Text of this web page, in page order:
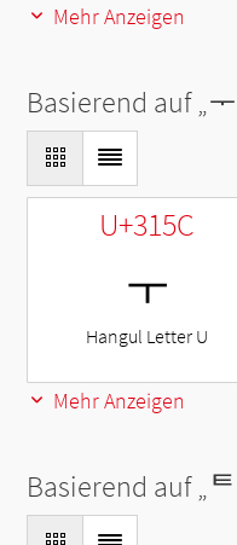
Mehr Anzeigen
Basierend auf „ᅮ
U+315C
ㅜ
Hangul Letter U
Mehr Anzeigen
Basierend auf „ᄐ